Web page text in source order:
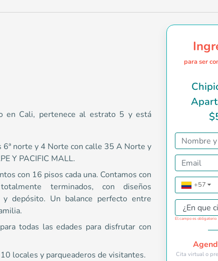
entre las Avenidas 6ª norte y 4 Norte con calle 35 A
calle 35A Norte
en Cali, pertenece al estrato 5 y está
norte y 4 Norte con calle 35 A Norte y
Y PACIFIC MALL.
con 16 pisos cada una. Contamos con
terminados, con diseños
y depósito. Un balance perfecto entre
todas las edades para disfrutar con
locales y parqueaderos de visitantes.
para ser
+57 ▼
¿En que
El campo es obligatorio
Cita virtual o